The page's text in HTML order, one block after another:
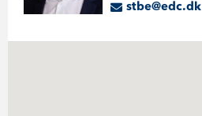
stbe@edc.dk